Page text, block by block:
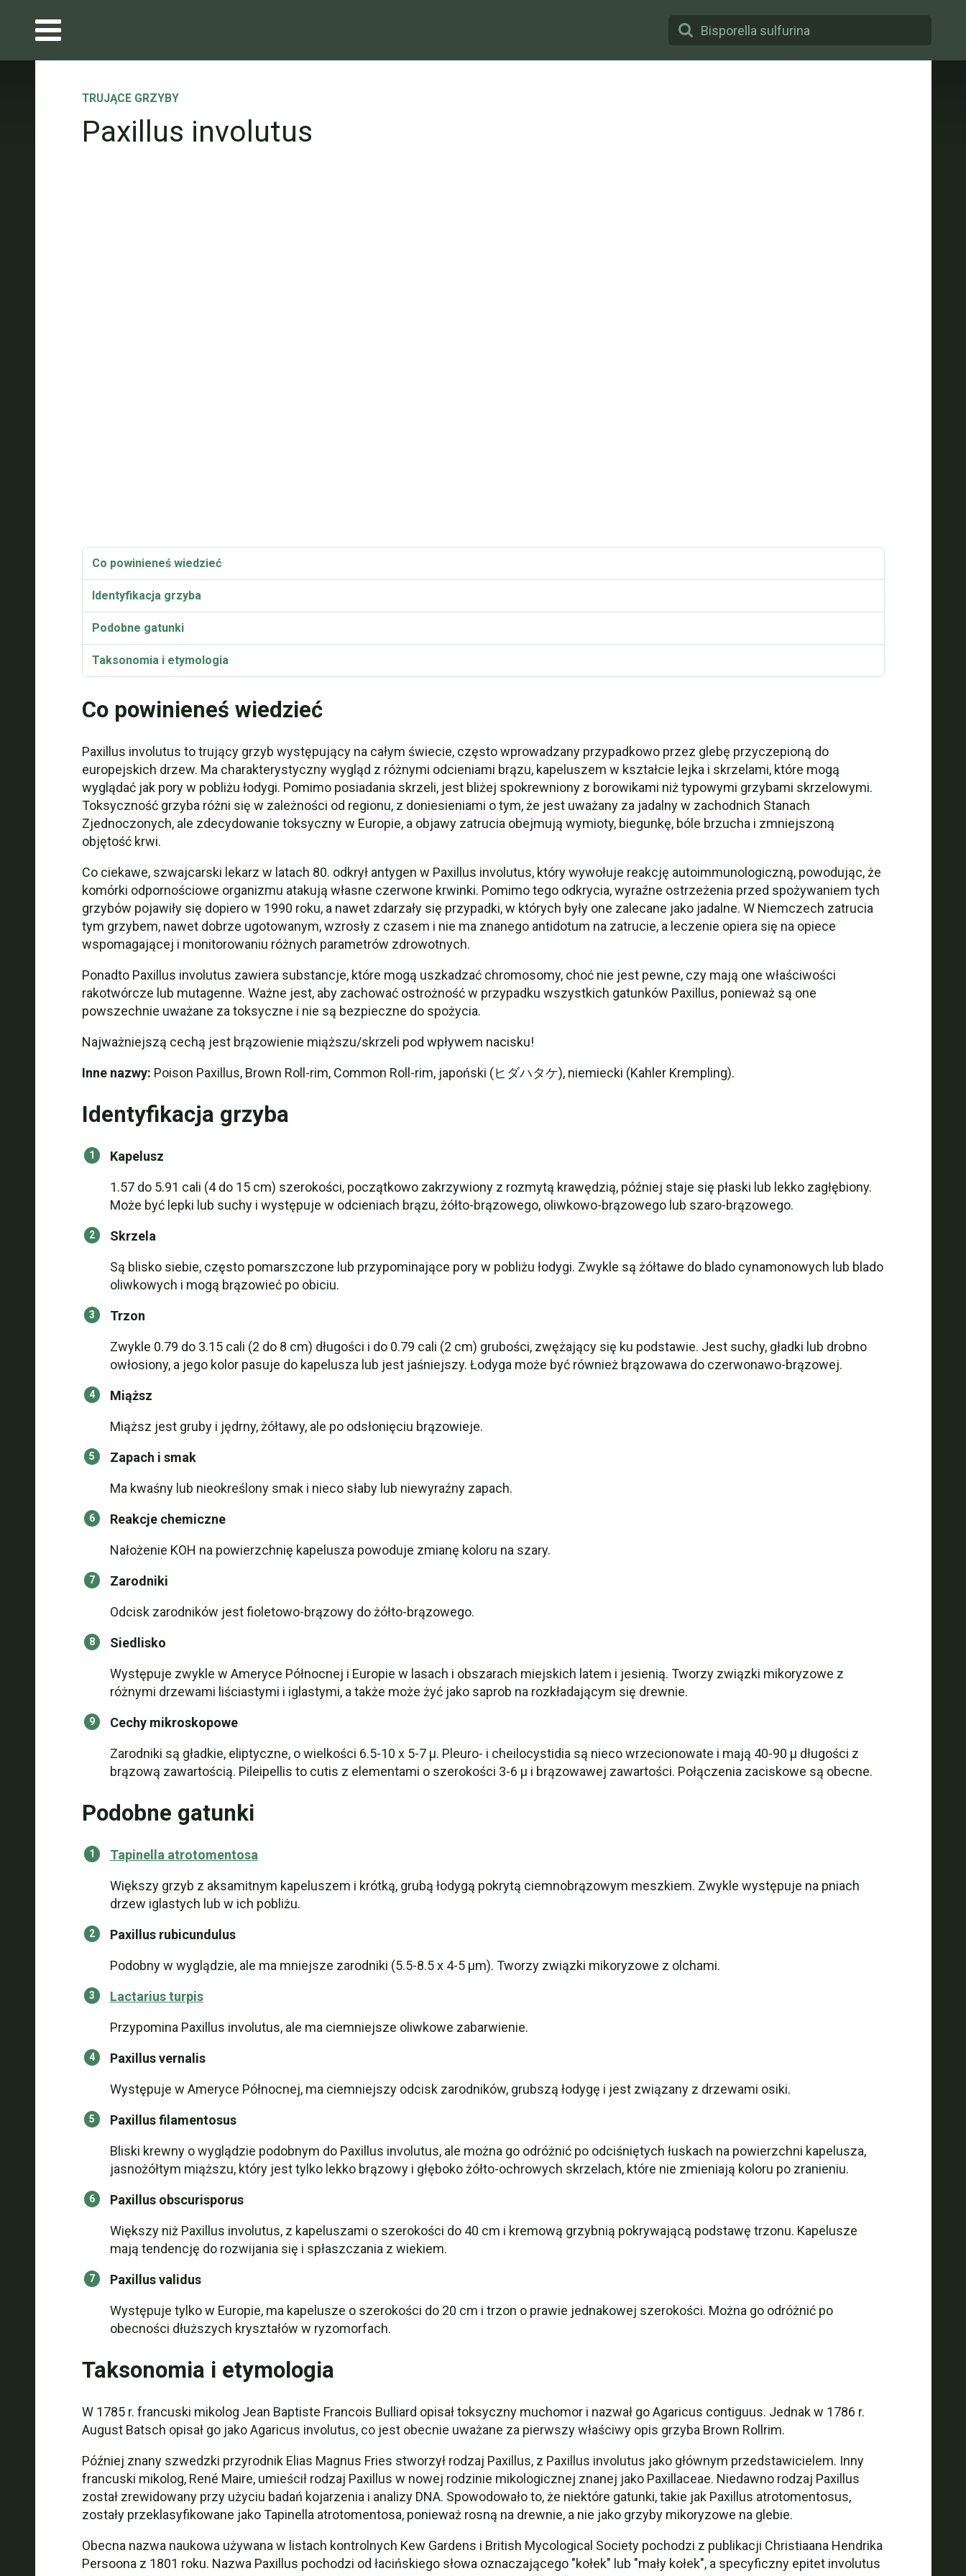
TRUJĄCE GRZYBY
Paxillus involutus
Co powinieneś wiedzieć
Identyfikacja grzyba
Podobne gatunki
Taksonomia i etymologia
Paxillus involutus Video
Co powinieneś wiedzieć
Paxillus involutus to trujący grzyb występujący na całym świecie, często wprowadzany przypadkowo przez glebę przyczepioną do
europejskich drzew. Ma charakterystyczny wygląd z różnymi odcieniami brązu, kapeluszem w kształcie lejka i skrzelami, które mogą
wyglądać jak pory w pobliżu łodygi. Pomimo posiadania skrzeli, jest bliżej spokrewniony z borowikami niż typowymi grzybami skrzelowymi.
Toksyczność grzyba różni się w zależności od regionu, z doniesieniami o tym, że jest uważany za jadalny w zachodnich Stanach
Zjednoczonych, ale zdecydowanie toksyczny w Europie, a objawy zatrucia obejmują wymioty, biegunkę, bóle brzucha i zmniejszoną
objętość krwi.
Co ciekawe, szwajcarski lekarz w latach 80. odkrył antygen w Paxillus involutus, który wywołuje reakcję autoimmunologiczną, powodując, że
komórki odpornościowe organizmu atakują własne czerwone krwinki. Pomimo tego odkrycia, wyraźne ostrzeżenia przed spożywaniem tych
grzybów pojawiły się dopiero w 1990 roku, a nawet zdarzały się przypadki, w których były one zalecane jako jadalne. W Niemczech zatrucia
tym grzybem, nawet dobrze ugotowanym, wzrosły z czasem i nie ma znanego antidotum na zatrucie, a leczenie opiera się na opiece
wspomagającej i monitorowaniu różnych parametrów zdrowotnych.
Ponadto Paxillus involutus zawiera substancje, które mogą uszkadzać chromosomy, choć nie jest pewne, czy mają one właściwości
rakotwórcze lub mutagenne. Ważne jest, aby zachować ostrożność w przypadku wszystkich gatunków Paxillus, ponieważ są one
powszechnie uważane za toksyczne i nie są bezpieczne do spożycia.
Najważniejszą cechą jest brązowienie miąższu/skrzeli pod wpływem nacisku!
Inne nazwy: Poison Paxillus, Brown Roll-rim, Common Roll-rim, japoński (ヒダハタケ), niemiecki (Kahler Krempling).
Identyfikacja grzyba
Kapelusz
1.57 do 5.91 cali (4 do 15 cm) szerokości, początkowo zakrzywiony z rozmytą krawędzią, później staje się płaski lub lekko zagłębiony.
Może być lepki lub suchy i występuje w odcieniach brązu, żółto-brązowego, oliwkowo-brązowego lub szaro-brązowego.
Skrzela
Są blisko siebie, często pomarszczone lub przypominające pory w pobliżu łodygi. Zwykle są żółtawe do blado cynamonowych lub blado
oliwkowych i mogą brązowieć po obiciu.
Trzon
Zwykle 0.79 do 3.15 cali (2 do 8 cm) długości i do 0.79 cali (2 cm) grubości, zwężający się ku podstawie. Jest suchy, gładki lub drobno
owłosiony, a jego kolor pasuje do kapelusza lub jest jaśniejszy. Łodyga może być również brązowawa do czerwonawo-brązowej.
Miąższ
Miąższ jest gruby i jędrny, żółtawy, ale po odsłonięciu brązowieje.
Zapach i smak
Ma kwaśny lub nieokreślony smak i nieco słaby lub niewyraźny zapach.
Reakcje chemiczne
Nałożenie KOH na powierzchnię kapelusza powoduje zmianę koloru na szary.
Zarodniki
Odcisk zarodników jest fioletowo-brązowy do żółto-brązowego.
Siedlisko
Występuje zwykle w Ameryce Północnej i Europie w lasach i obszarach miejskich latem i jesienią. Tworzy związki mikoryzowe z
różnymi drzewami liściastymi i iglastymi, a także może żyć jako saprob na rozkładającym się drewnie.
Cechy mikroskopowe
Zarodniki są gładkie, eliptyczne, o wielkości 6.5-10 x 5-7 µ. Pleuro- i cheilocystidia są nieco wrzecionowate i mają 40-90 µ długości z
brązową zawartością. Pileipellis to cutis z elementami o szerokości 3-6 µ i brązowawej zawartości. Połączenia zaciskowe są obecne.
Podobne gatunki
Tapinella atrotomentosa
Większy grzyb z aksamitnym kapeluszem i krótką, grubą łodygą pokrytą ciemnobrązowym meszkiem. Zwykle występuje na pniach
drzew iglastych lub w ich pobliżu.
Paxillus rubicundulus
Podobny w wyglądzie, ale ma mniejsze zarodniki (5.5-8.5 x 4-5 μm). Tworzy związki mikoryzowe z olchami.
Lactarius turpis
Przypomina Paxillus involutus, ale ma ciemniejsze oliwkowe zabarwienie.
Paxillus vernalis
Występuje w Ameryce Północnej, ma ciemniejszy odcisk zarodników, grubszą łodygę i jest związany z drzewami osiki.
Paxillus filamentosus
Bliski krewny o wyglądzie podobnym do Paxillus involutus, ale można go odróżnić po odciśniętych łuskach na powierzchni kapelusza,
jasnożółtym miąższu, który jest tylko lekko brązowy i głęboko żółto-ochrowych skrzelach, które nie zmieniają koloru po zranieniu.
Paxillus obscurisporus
Większy niż Paxillus involutus, z kapeluszami o szerokości do 40 cm i kremową grzybnią pokrywającą podstawę trzonu. Kapelusze
mają tendencję do rozwijania się i spłaszczania z wiekiem.
Paxillus validus
Występuje tylko w Europie, ma kapelusze o szerokości do 20 cm i trzon o prawie jednakowej szerokości. Można go odróżnić po
obecności dłuższych kryształów w ryzomorfach.
Taksonomia i etymologia
W 1785 r. francuski mikolog Jean Baptiste Francois Bulliard opisał toksyczny muchomor i nazwał go Agaricus contiguus. Jednak w 1786 r.
August Batsch opisał go jako Agaricus involutus, co jest obecnie uważane za pierwszy właściwy opis grzyba Brown Rollrim.
Później znany szwedzki przyrodnik Elias Magnus Fries stworzył rodzaj Paxillus, z Paxillus involutus jako głównym przedstawicielem. Inny
francuski mikolog, René Maire, umieścił rodzaj Paxillus w nowej rodzinie mikologicznej znanej jako Paxillaceae. Niedawno rodzaj Paxillus
został zrewidowany przy użyciu badań kojarzenia i analizy DNA. Spowodowało to, że niektóre gatunki, takie jak Paxillus atrotomentosus,
zostały przeklasyfikowane jako Tapinella atrotomentosa, ponieważ rosną na drewnie, a nie jako grzyby mikoryzowe na glebie.
Obecna nazwa naukowa używana w listach kontrolnych Kew Gardens i British Mycological Society pochodzi z publikacji Christiaana Hendrika
Persoona z 1801 roku. Nazwa Paxillus pochodzi od łacińskiego słowa oznaczającego "kołek" lub "mały kołek", a specyficzny epitet involutus